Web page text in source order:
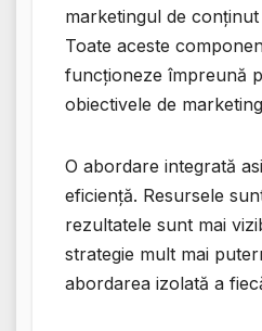
marketingul de
Toate aceste
funcționeze împreună
obiectivele de
O abordare integrată
eficiență. Resursele
rezultatele sunt mai
strategie mult mai
abordarea izolată a